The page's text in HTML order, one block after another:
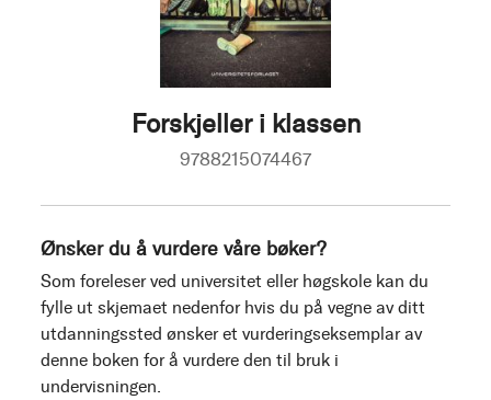
Forskjeller i klassen
9788215074467
Ønsker du å vurdere våre bøker?
Som foreleser ved universitet eller høgskole kan du
fylle ut skjemaet nedenfor hvis du på vegne av ditt
utdanningssted ønsker et vurderingseksemplar av
denne boken for å vurdere den til bruk i
undervisningen.